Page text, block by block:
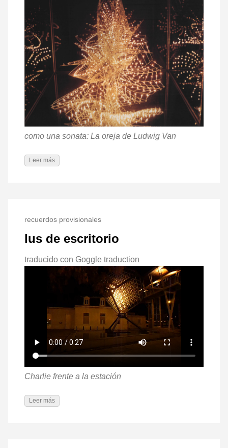
como una sonata: La oreja de Ludwig Van
Leer más
recuerdos provisionales
lus de escritorio
traducido con Goggle traduction
Charlie frente a la estación
Leer más